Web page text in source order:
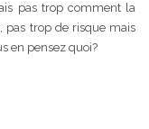
pas trop comment la
pas trop de risque mais
en pensez quoi?